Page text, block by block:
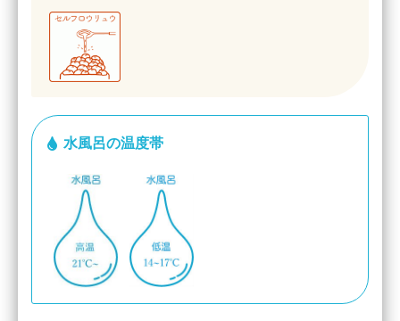
水風呂の温度帯